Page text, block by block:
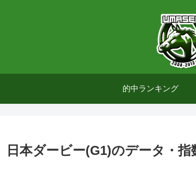
的中ランキング
日本ダービー(G1)のデータ・指